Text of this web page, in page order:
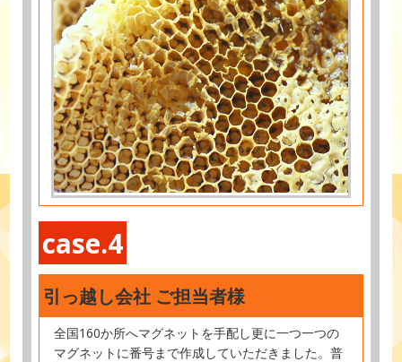
case.4
引っ越し会社 ご担当者様
全国160か所へマグネットを手配し更に一つ一つの
マグネットに番号まで作成していただきました。普